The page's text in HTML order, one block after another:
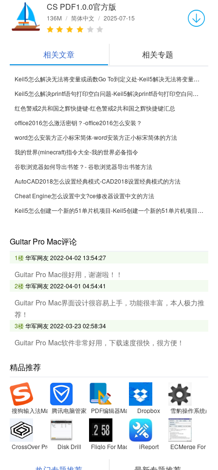
CS PDF1.0.0官方版
136M / 简体中文 / 2025-07-15
相关文章 相关专题
Keil5怎么解决无法将变量或函数Go To到定义处-Keil5解决无法将变量或函数Go To到定义处的方法
Keil5怎么解决printf语句打印空白问题-Keil5解决printf语句打印空白问题的方法
红色警戒2共和国之辉快捷键-红色警戒2共和国之辉快捷键汇总
office2016怎么激活密钥？-office2016怎么安装？
word怎么安装方正小标宋简体-word安装方正小标宋简体的方法
我的世界(minecraft)指令大全-我的世界必备指令
谷歌浏览器如何导出书签？- 谷歌浏览器导出书签方法
AutoCAD2018怎么设置经典模式-CAD2018设置经典模式的方法
Cheat Engine怎么设置中文?ce修改器设置中文的方法
Keil5怎么创建一个新的51单片机项目-Keil5创建一个新的51单片机项目的方法
Guitar Pro Mac评论
1楼华军网友2022-04-02 13:54:27
Guitar Pro Mac很好用，谢谢啦！！
2楼华军网友2022-04-01 04:54:41
Guitar Pro Mac界面设计很容易上手，功能很丰富，本人极力推
荐！
3楼华军网友2022-03-23 02:58:34
Guitar Pro Mac软件非常好用，下载速度很快，很方便！
精品推荐
搜狗输入法Mac版腾讯电脑管家 PDF编辑器Mac版 Dropbox 雪豹操作系统
CrossOver Pro For Mac
Disk Drill Fliqlo For Mac iReport ECMerge For